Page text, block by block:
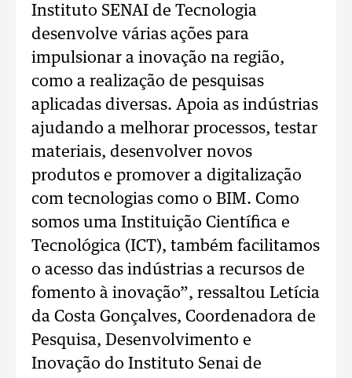
Instituto SENAI de Tecnologia
desenvolve várias ações para
impulsionar a inovação na região,
como a realização de pesquisas
aplicadas diversas. Apoia as indústrias
ajudando a melhorar processos, testar
materiais, desenvolver novos
produtos e promover a digitalização
com tecnologias como o BIM. Como
somos uma Instituição Científica e
Tecnológica (ICT), também facilitamos
o acesso das indústrias a recursos de
fomento à inovação”, ressaltou Letícia
da Costa Gonçalves, Coordenadora de
Pesquisa, Desenvolvimento e
Inovação do Instituto Senai de